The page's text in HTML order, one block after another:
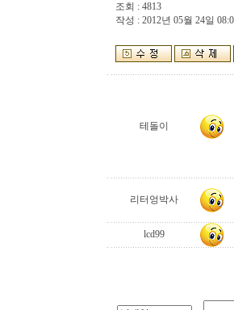
조회 : 4813
작성 : 2012년 05월 24일
테돌이
리터엉박사
lcd99